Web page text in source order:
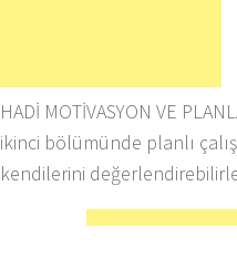
HADİ MOTİVASYON VE
ikinci bölümünde planlı
kendilerini